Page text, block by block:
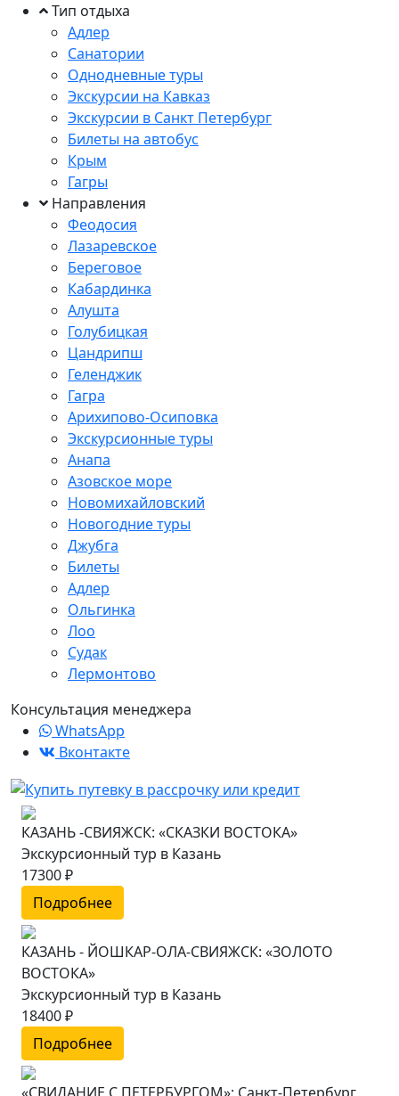
Тип отдыха
Адлер
Санатории
Однодневные туры
Экскурсии на Кавказ
Экскурсии в Санкт Петербург
Билеты на автобус
Крым
Гагры
Направления
Феодосия
Лазаревское
Береговое
Кабардинка
Алушта
Голубицкая
Цандрипш
Геленджик
Гагра
Арихипово-Осиповка
Экскурсионные туры
Анапа
Азовское море
Новомихайловский
Новогодние туры
Джубга
Билеты
Адлер
Ольгинка
Лоо
Судак
Лермонтово
Консультация менеджера
WhatsApp
Вконтакте
КАЗАНЬ -СВИЯЖСК: «СКАЗКИ ВОСТОКА»
Экскурсионный тур в Казань
17300 ₽
Подробнее
КАЗАНЬ - ЙОШКАР-ОЛА-СВИЯЖСК: «ЗОЛОТО
ВОСТОКА»
Экскурсионный тур в Казань
18400 ₽
Подробнее